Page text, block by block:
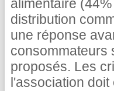
alimentaire
distribution
une réponse
consommateurs
proposés. Les
l'association